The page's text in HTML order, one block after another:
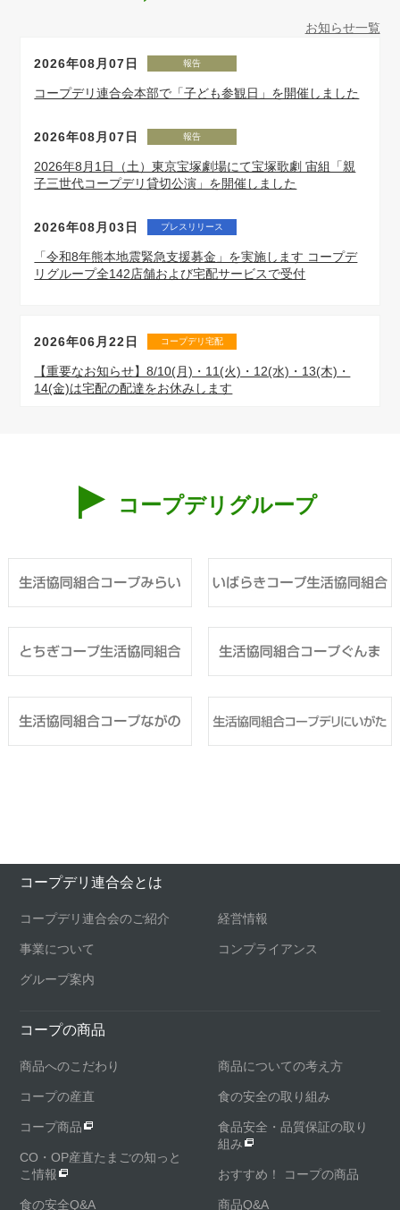
お知らせ一覧
2026年08月07日 報告
コープデリ連合会本部で「子ども参観日」を開催しました
2026年08月07日 報告
2026年8月1日（土）東京宝塚劇場にて宝塚歌劇 宙組「親
子三世代コープデリ貸切公演」を開催しました
2026年08月03日 プレスリリース
「令和8年熊本地震緊急支援募金」を実施します コープデ
リグループ全142店舗および宅配サービスで受付
2026年06月22日 コープデリ宅配
【重要なお知らせ】8/10(月)・11(火)・12(水)・13(木)・
14(金)は宅配の配達をお休みします
コープデリグループ
コープデリ連合会とは
コープデリ連合会のご紹介 経営情報
事業について コンプライアンス
グループ案内
コープの商品
商品へのこだわり 商品についての考え方
コープの産直 食の安全の取り組み
コープ商品
食品安全・品質保証の取り
組み
CO・OP産直たまごの知っと
こ情報
おすすめ！ コープの商品
食の安全Q&A 商品Q&A